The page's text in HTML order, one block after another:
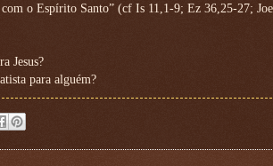
o Espírito Santo” (cf Is 11,1-9; Ez 36,25-27;
Jesus?
para alguém?